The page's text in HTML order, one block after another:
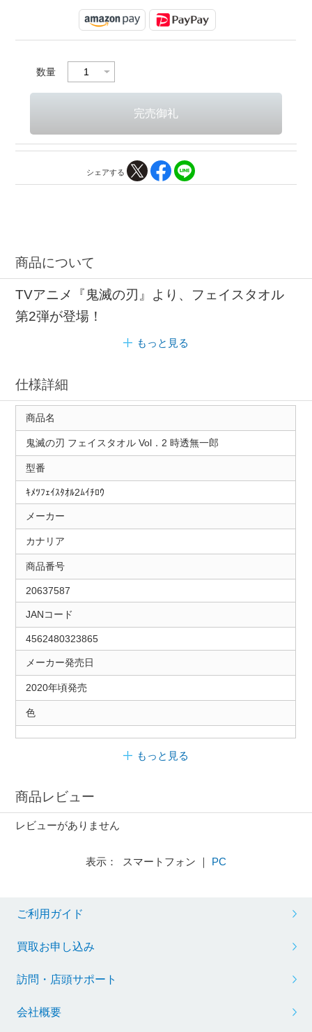
数量
シェアする
商品について
TVアニメ『鬼滅の刃』より、フェイスタオル
第2弾が登場！
もっと見る
仕様詳細
商品名
鬼滅の刃 フェイスタオル Vol．2 時透無一郎
型番
ｷﾒﾂﾌｪｲｽﾀｵﾙ2ﾑｲﾁﾛｳ
メーカー
カナリア
商品番号
20637587
JANコード
4562480323865
メーカー発売日
2020年頃発売
色
もっと見る
商品レビュー
レビューがありません
表示： スマートフォン ｜ PC
ご利用ガイド
買取お申し込み
訪問・店頭サポート
会社概要